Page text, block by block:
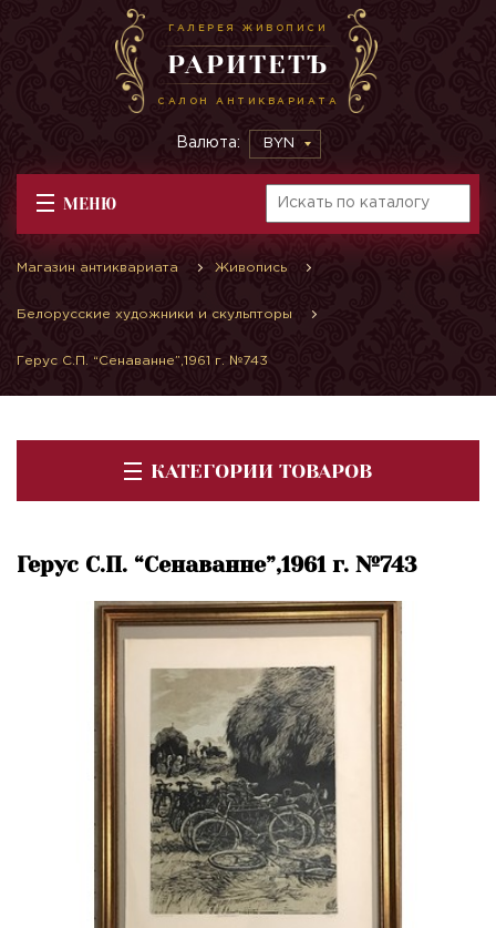
ГАЛЕРЕЯ ЖИВОПИСИ
РАРИТЕТЪ
САЛОН АНТИКВАРИАТА
Валюта: BYN
МЕНЮ
Магазин антиквариата Живопись
Белорусские художники и скульпторы
Герус С.П. “Сенаванне”,1961 г. №743
КАТЕГОРИИ ТОВАРОВ
Герус С.П. “Сенаванне”,1961 г. №743